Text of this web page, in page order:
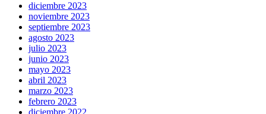
diciembre 2023
noviembre 2023
septiembre 2023
agosto 2023
julio 2023
junio 2023
mayo 2023
abril 2023
marzo 2023
febrero 2023